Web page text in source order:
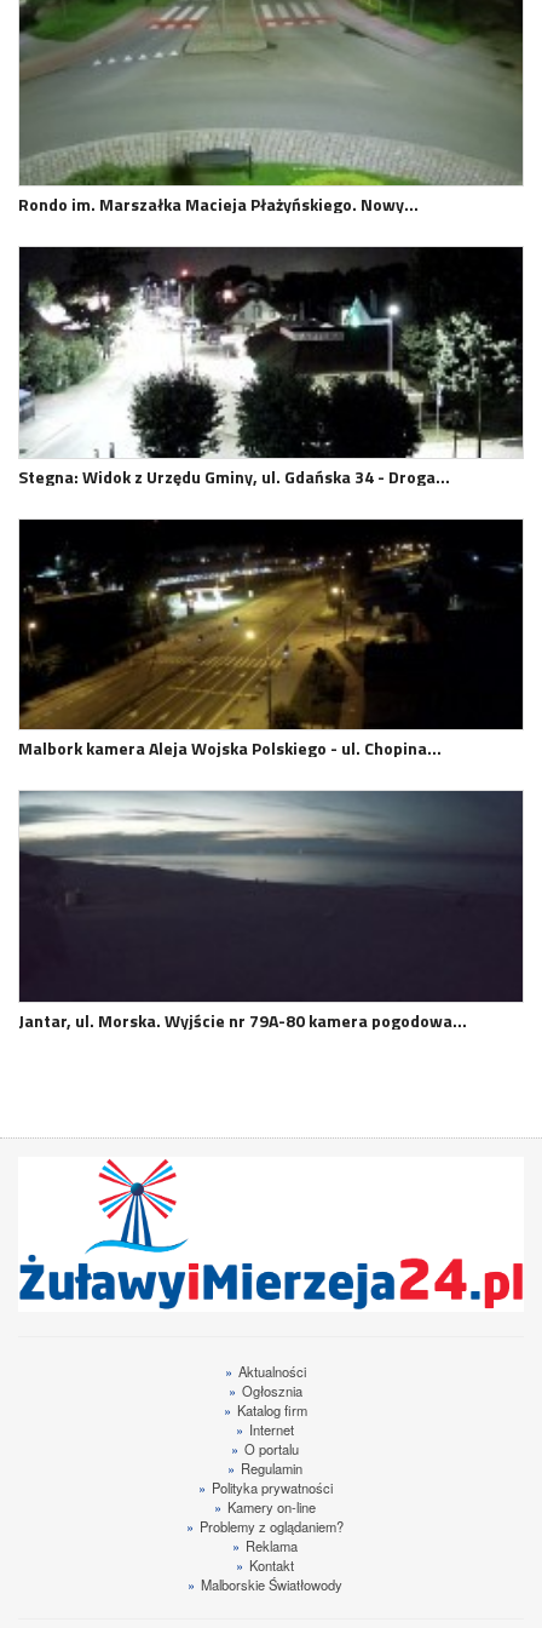
Rondo im. Marszałka Macieja Płażyńskiego. Nowy…
Stegna: Widok z Urzędu Gminy, ul. Gdańska 34 - Droga…
Malbork kamera Aleja Wojska Polskiego - ul. Chopina…
Jantar, ul. Morska. Wyjście nr 79A-80 kamera pogodowa…
» Aktualności
» Ogłosznia
» Katalog firm
» Internet
» O portalu
» Regulamin
» Polityka prywatności
» Kamery on-line
» Problemy z oglądaniem?
» Reklama
» Kontakt
» Malborskie Światłowody